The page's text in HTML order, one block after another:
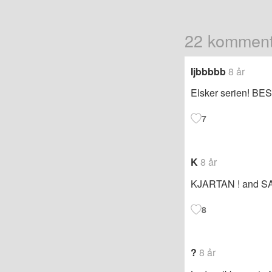
22
Ijbbbbb8 år
Elsker serien!
7
K8 år
KJARTAN ! and
8
? 8 år